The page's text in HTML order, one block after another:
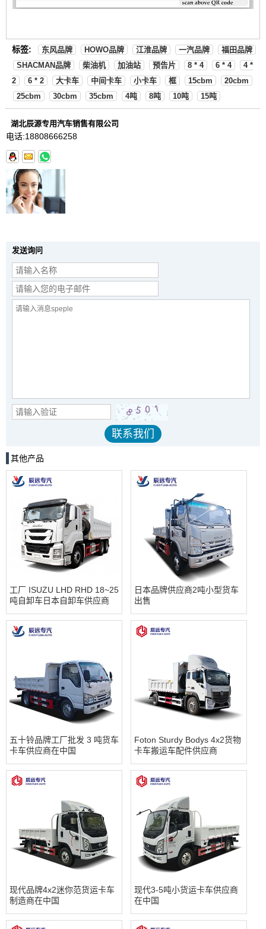
标签: 东风品牌 HOWO品牌 江淮品牌 一汽品牌
福田品牌
SHACMAN品牌
柴油机 加油站 预告片 8 * 4 6 * 4
4 *
2
6 * 2 大卡车 中间卡车 小卡车 框 15cbm
20cbm
25cbm
30cbm 35cbm 4吨 8吨 10吨 15吨
湖北辰源专用汽车销售有限公司
电话:18808666258
发送询问
其他产品
工厂 ISUZU LHD RHD 18~25
吨自卸车日本自卸车供应商
日本品牌供应商2吨小型货车
出售
五十铃品牌工厂批发 3 吨货车
卡车供应商在中国
Foton Sturdy Bodys 4x2货物
卡车搬运车配件供应商
现代品牌4x2迷你范货运卡车
制造商在中国
现代3-5吨小货运卡车供应商
在中国